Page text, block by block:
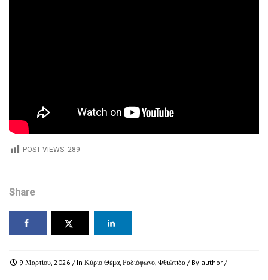
POST VIEWS: 289
Share
9 Μαρτίου, 2026 / In Κύριο Θέμα, Ραδιόφωνο, Φθιώτιδα / By author /